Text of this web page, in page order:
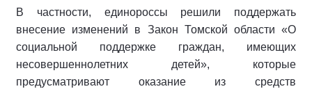
В частности, единороссы решили поддержать
внесение изменений в Закон Томской области «О
социальной поддержке граждан, имеющих
несовершеннолетних детей», которые
предусматривают оказание из средств